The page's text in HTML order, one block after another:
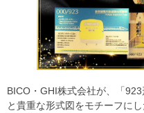
BICO・GHI株式会社が、「
と貴重な形式図をモチーフに